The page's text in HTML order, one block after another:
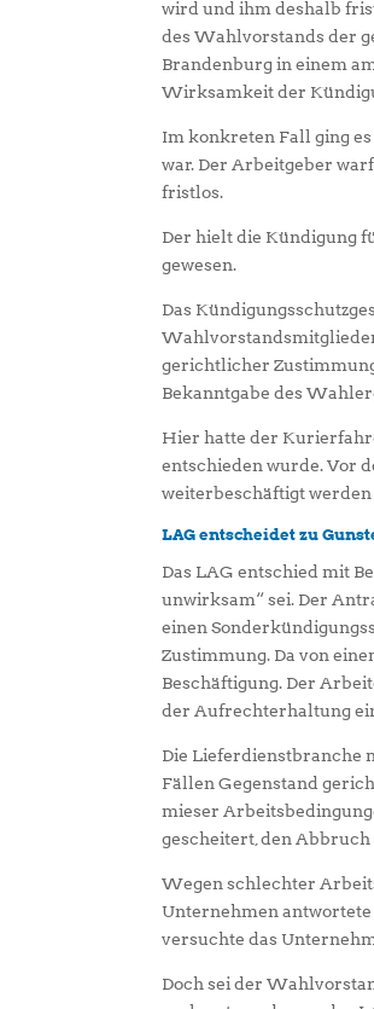
wird und ihm deshalb
des Wahlvorstands der
Brandenburg in einem
Wirksamkeit der
Im konkreten Fall ging
war. Der Arbeitgeber
fristlos.
Der hielt die Kündigung
gewesen.
Das
gerichtlicher
Bekanntgabe des
Hier hatte der
entschieden wurde. Vor
weiterbeschäftigt werden
LAG entscheidet zu
Das LAG entschied mit
unwirksam“ sei. Der
einen
Zustimmung. Da von
Beschäftigung. Der
der Aufrechterhaltung
Die Lieferdienstbranche
Fällen Gegenstand
mieser
gescheitert, den Abbruch
Wegen schlechter
Unternehmen
versuchte das
Doch sei der